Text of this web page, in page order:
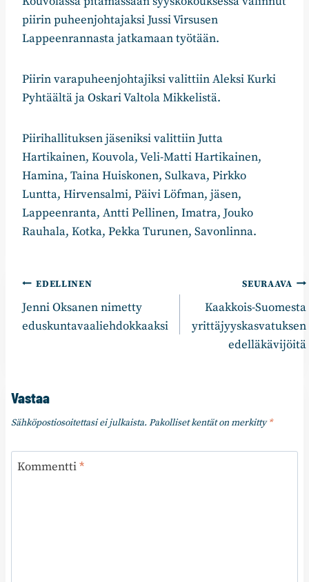
piirin puheenjohtajaksi Jussi Virsusen
Lappeenrannasta jatkamaan työtään.
Piirin varapuheenjohtajiksi valittiin Aleksi Kurki
Pyhtäältä ja Oskari Valtola Mikkelistä.
Piirihallituksen jäseniksi valittiin Jutta
Hartikainen, Kouvola, Veli-Matti Hartikainen,
Hamina, Taina Huiskonen, Sulkava, Pirkko
Luntta, Hirvensalmi, Päivi Löfman, jäsen,
Lappeenranta, Antti Pellinen, Imatra, Jouko
Rauhala, Kotka, Pekka Turunen, Savonlinna.
Artikkelien
selaus
EDELLINEN
Jenni Oksanen nimetty
eduskuntavaaliehdokkaaksi
SEURAAVA
Kaakkois-Suomesta
yrittäjyyskasvatuksen
edelläkävijöitä
Vastaa
Sähköpostiosoitettasi ei julkaista. Pakolliset kentät on merkitty*
Kommentti*